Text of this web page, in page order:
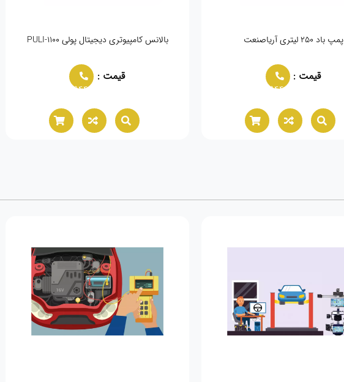
پمپ باد ۲۵۰ لیتری آریاصنعت
قیمت :
02166021944
بالانس کامپیوتری دیجیتال پولی PULI-1100
قیمت :
02166021944